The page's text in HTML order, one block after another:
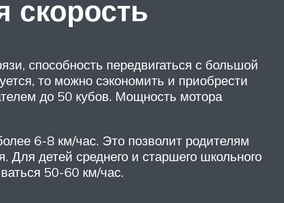
скорость
способность передвигаться с большой
то можно сэкономить и приобрести
до 50 кубов. Мощность мотора
6-8 км/час. Это позволит родителям
Для детей среднего и старшего школьного
50-60 км/час.